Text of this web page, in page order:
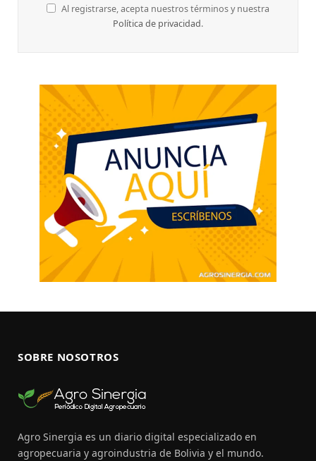
Al registrarse, acepta nuestros términos y nuestra
Política de privacidad.
SOBRE NOSOTROS
Agro Sinergia es un diario digital especializado en
agropecuaria y agroindustria de Bolivia y el mundo.